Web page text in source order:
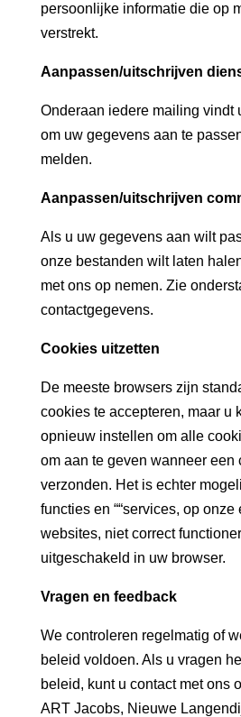
persoonlijke informatie die op
verstrekt.
Aanpassen/uitschrijven
Onderaan iedere mailing vindt
om uw gegevens aan te
melden.
Aanpassen/uitschrijven
Als u uw gegevens aan wilt
onze bestanden wilt laten
met ons op nemen. Zie
contactgegevens.
Cookies uitzetten
De meeste browsers zijn
cookies te accepteren, maar u
opnieuw instellen om alle
om aan te geven wanneer een
verzonden. Het is echter
functies en ““services, op onze
websites, niet correct
uitgeschakeld in uw browser.
Vragen en feedback
We controleren regelmatig of
beleid voldoen. Als u vragen
beleid, kunt u contact met ons
ART Jacobs, Nieuwe